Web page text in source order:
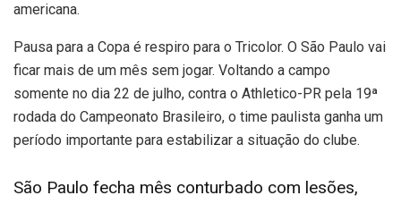
americana.
Pausa para a Copa é respiro para o Tricolor. O São Paulo vai
ficar mais de um mês sem jogar. Voltando a campo
somente no dia 22 de julho, contra o Athletico-PR pela 19ª
rodada do Campeonato Brasileiro, o time paulista ganha um
período importante para estabilizar a situação do clube.
São Paulo fecha mês conturbado com lesões,